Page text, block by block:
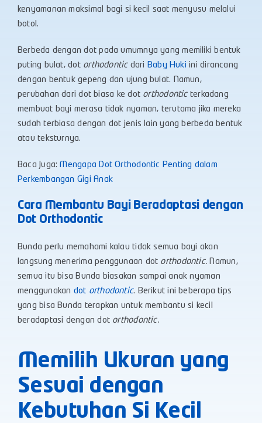
kenyamanan maksimal bagi si kecil saat menyusu melalui
botol.
Berbeda dengan dot pada umumnya yang memiliki bentuk
puting bulat, dot orthodontic dari Baby Huki ini dirancang
dengan bentuk gepeng dan ujung bulat. Namun,
perubahan dari dot biasa ke dot orthodonticterkadang
membuat bayi merasa tidak nyaman, terutama jika mereka
sudah terbiasa dengan dot jenis lain yang berbeda bentuk
atau teksturnya.
Baca Juga:Mengapa Dot Orthodontic Penting dalam
Perkembangan Gigi Anak
Cara Membantu Bayi Beradaptasi dengan
Dot Orthodontic
Bunda perlu memahami kalau tidak semua bayi akan
langsung menerima penggunaan dot orthodontic.Namun,
semua itu bisa Bunda biasakan sampai anak nyaman
menggunakan dot orthodontic. Berikut ini beberapa tips
yang bisa Bunda terapkan untuk membantu si kecil
beradaptasi dengan dot orthodontic.
Memilih Ukuran yang
Sesuai dengan
Kebutuhan Si Kecil